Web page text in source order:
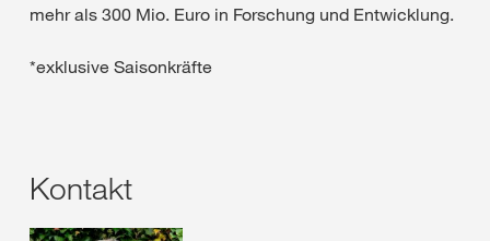
mehr als 300 Mio. Euro in Forschung und Entwicklung.
*exklusive Saisonkräfte
Kontakt